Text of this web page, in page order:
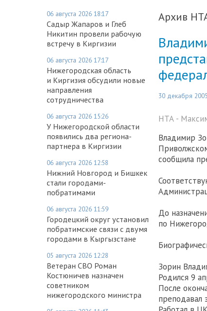
06 августа 2026 18:17
Садыр Жапаров и Глеб
Никитин провели рабочую
встречу в Киргизии
06 августа 2026 17:17
Нижегородская область
и Киргизия обсудили новые
направления
сотрудничества
06 августа 2026 15:26
У Нижегородской области
появились два региона-
партнера в Киргизии
06 августа 2026 12:58
Нижний Новгород и Бишкек
стали городами-
побратимами
06 августа 2026 11:59
Городецкий округ установил
побратимские связи с двумя
городами в Кыргызстане
05 августа 2026 12:28
Ветеран СВО Роман
Костюничев назначен
советником
нижегородского министра
Архив
30 декабря
НТА -
Владимир
сообщила
До
по
Зорин
Родился 9
После
преподавал